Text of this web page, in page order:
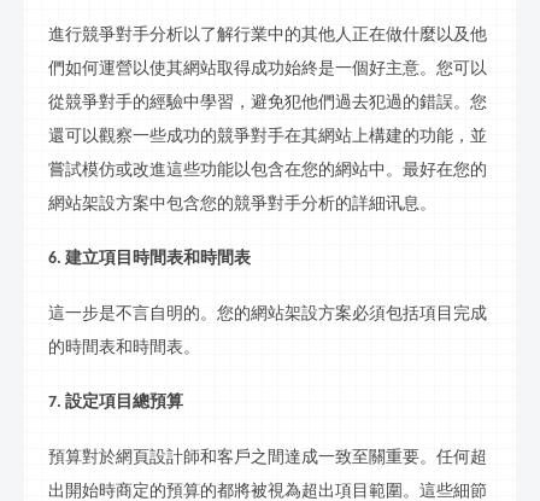
進行競爭對手分析以了解行業中的其他人正在做什麼以及他
們如何運營以使其網站取得成功始終是一個好主意。您可以
從競爭對手的經驗中學習，避免犯他們過去犯過的錯誤。您
還可以觀察一些成功的競爭對手在其網站上構建的功能，並
嘗試模仿或改進這些功能以包含在您的網站中。最好在您的
網站架設方案中包含您的競爭對手分析的詳細讯息。
6.建立項目時間表和時間表
這一步是不言自明的。您的網站架設方案必須包括項目完成
的時間表和時間表。
7. 設定項目總預算
預算對於網頁設計師和客戶之間達成一致至關重要。任何超
出開始時商定的預算的都將被視為超出項目範圍。這些細節